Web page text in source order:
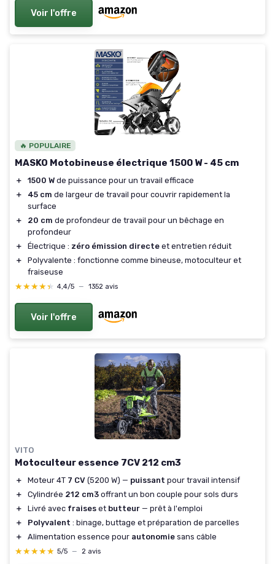
Voir l'offre
🔥 POPULAIRE
MASKO Motobineuse électrique 1500 W - 45 cm
＋ 1500 W de puissance pour un travail efficace
＋
45 cm de largeur de travail pour couvrir rapidement la
surface
＋
20 cm de profondeur de travail pour un bêchage en
profondeur
＋
Électrique : zéro émission directe et entretien réduit
＋
Polyvalente : fonctionne comme bineuse, motoculteur et
fraiseuse
★★★★★
★★★★★ 4,4/5 — 1352 avis
Voir l'offre
VITO
Motoculteur essence 7CV 212 cm3
＋ Moteur 4T 7 CV (5200 W) — puissant pour travail intensif
＋
Cylindrée 212 cm3 offrant un bon couple pour sols durs
＋
Livré avec fraises et butteur — prêt à l'emploi
＋
Polyvalent : binage, buttage et préparation de parcelles
＋
Alimentation essence pour autonomie sans câble
★★★★★
★★★★★ 5/5 — 2 avis